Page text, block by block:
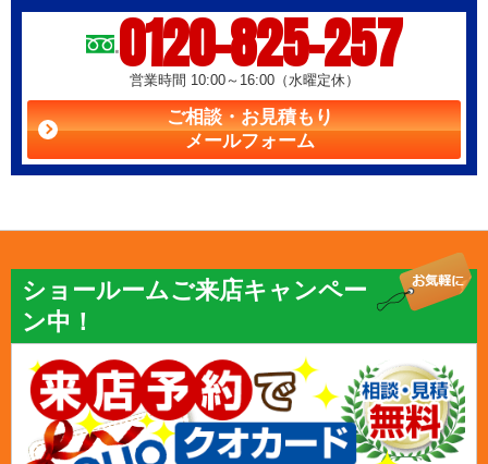
0120-825-257
営業時間 10:00～16:00（水曜定休）
ご相談・お見積もり
メールフォーム
ショールームご来店キャンペー
ン中！